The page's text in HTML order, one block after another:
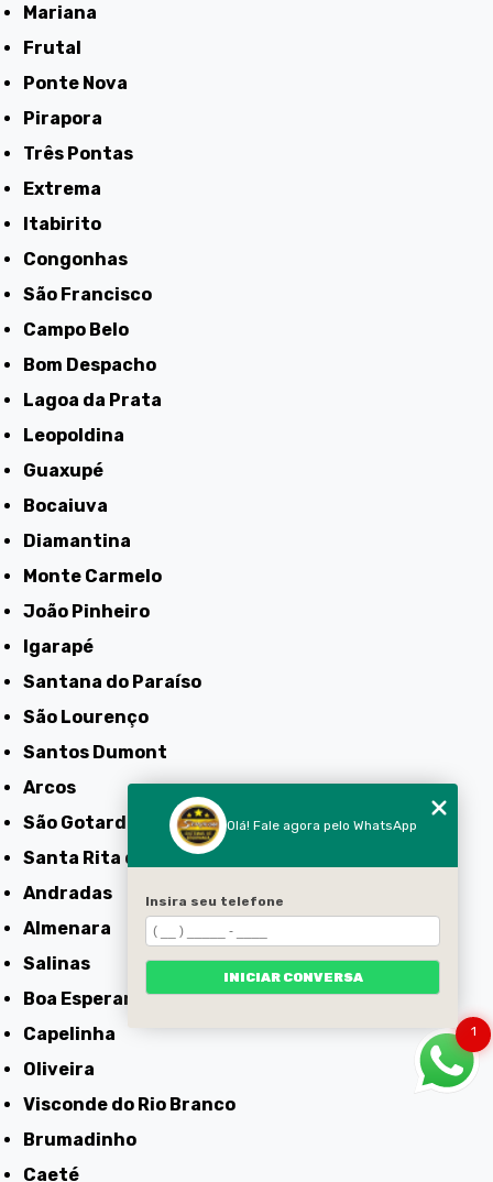
Mariana
Frutal
Ponte Nova
Pirapora
Três Pontas
Extrema
Itabirito
Congonhas
São Francisco
Campo Belo
Bom Despacho
Lagoa da Prata
Leopoldina
Guaxupé
Bocaiuva
Diamantina
Monte Carmelo
João Pinheiro
Igarapé
Santana do Paraíso
São Lourenço
Santos Dumont
Arcos
São Gotardo
Santa Rita do Sapucaí
Andradas
Almenara
Salinas
Boa Esperança
Capelinha
Oliveira
Visconde do Rio Branco
Brumadinho
Caeté
1
Olá! Fale agora pelo WhatsApp
Insira seu telefone
INICIAR CONVERSA